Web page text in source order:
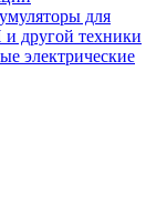
для
другой техники
электрические